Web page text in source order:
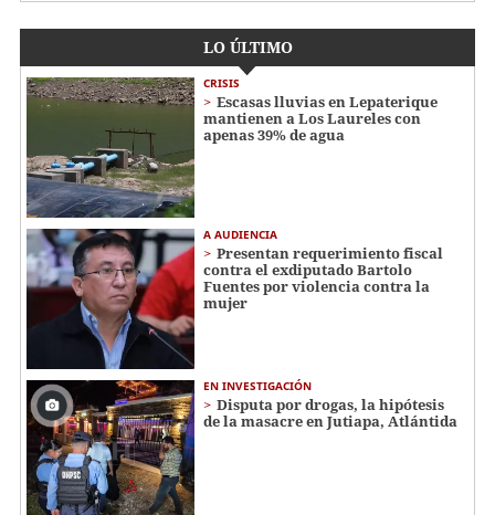
LO ÚLTIMO
CRISIS
Escasas lluvias en Lepaterique
mantienen a Los Laureles con
apenas 39% de agua
A AUDIENCIA
Presentan requerimiento fiscal
contra el exdiputado Bartolo
Fuentes por violencia contra la
mujer
EN INVESTIGACIÓN
Disputa por drogas, la hipótesis
de la masacre en Jutiapa, Atlántida